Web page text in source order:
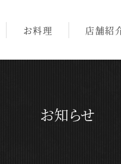
お料理 店舗紹
お知らせ